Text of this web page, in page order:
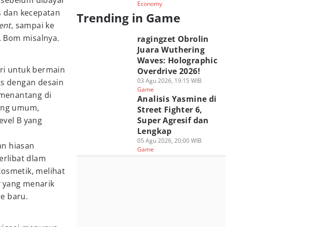
kecepatan
, sampai ke
misalnya.
untuk bermain
dengan desain
di
umum,
B yang
hiasan
dlam
melihat
yang menarik
baru.
Economy
Trending in Game
ragingzet Obrolin
Juara Wuthering
Waves: Holographic
Overdrive 2026!
03 Agu 2026, 19:15 WIB
Game
Analisis Yasmine di
Street Fighter 6,
Super Agresif dan
Lengkap
05 Agu 2026, 20:00 WIB
Game